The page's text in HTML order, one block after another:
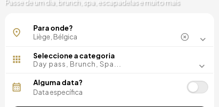
Passe de um dia, brunch, spa, escapadelas e muito mais
Herstal
Spa
Para onde?
Seleccione a categoria
Day pass, Brunch, Spa...
Alguma data?